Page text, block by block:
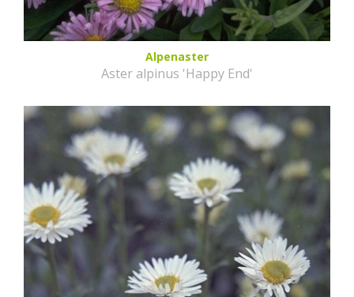
Alpenaster
Aster alpinus 'Happy End'